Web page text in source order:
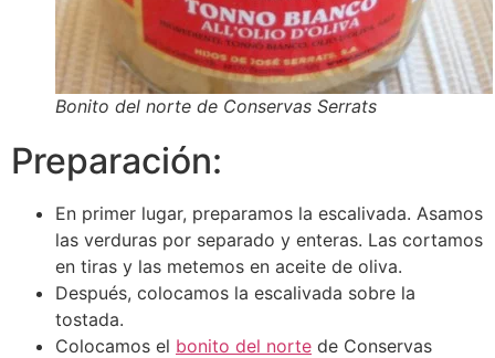
Bonito del norte de Conservas Serrats
Preparación:
En primer lugar, preparamos la escalivada. Asamos
las verduras por separado y enteras. Las cortamos
en tiras y las metemos en aceite de oliva.
Después, colocamos la escalivada sobre la
tostada.
Colocamos el bonito del norte de Conservas